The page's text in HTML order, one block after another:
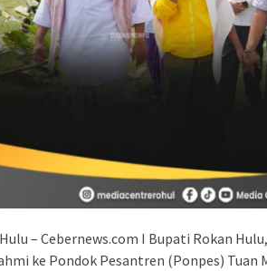
– Cebernews.com I Bupati Rokan
ke Pondok Pesantren (Ponpes) Tuan